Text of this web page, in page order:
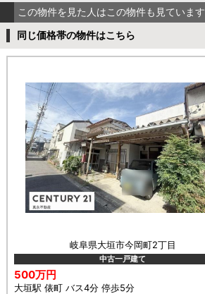
この物件を見た人はこの物件も見ています
同じ価格帯の物件はこちら
岐阜県大垣市今岡町2丁目
中古一戸建て
500万円
大垣駅 俵町 バス4分 停歩5分